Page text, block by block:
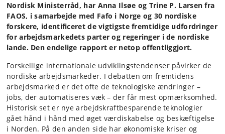
Nordisk Ministerråd, har Anna Ilsøe og Trine P. Larsen fra
FAOS, i samarbejde med Fafo i Norge og 30 nordiske
forskere, identificeret de vigtigste fremtidige udfordringer
for arbejdsmarkedets parter og regeringer i de nordiske
lande. Den endelige rapport er netop offentliggjort.
Forskellige internationale udviklingstendenser påvirker de
nordiske arbejdsmarkeder. I debatten om fremtidens
arbejdsmarked er det ofte de teknologiske ændringer –
jobs, der automatiseres væk – der får mest opmærksomhed.
Historisk set er nye arbejdskraftbesparende teknologier
gået hånd i hånd med øget værdiskabelse og beskæftigelse
i Norden. På den anden side har økonomiske kriser og